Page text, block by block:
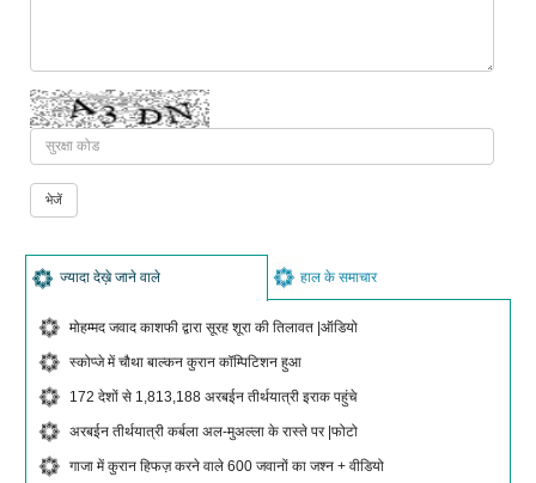
ज्यादा देख़े जाने वाले हाल के समाचार
मोहम्मद जवाद काशफी द्वारा सूरह शूरा की तिलावत |ऑडियो
स्कोप्जे में चौथा बाल्कन कुरान कॉम्पिटिशन हुआ
172 देशों से 1,813,188 अरबईन तीर्थयात्री इराक पहुंचे
अरबईन तीर्थयात्री कर्बला अल-मुअल्ला के रास्ते पर |फोटो
गाजा में कुरान हिफज़ करने वाले 600 जवानों का जश्न + वीडियो